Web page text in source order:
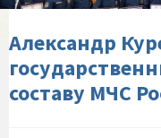
Александр
составу МЧС